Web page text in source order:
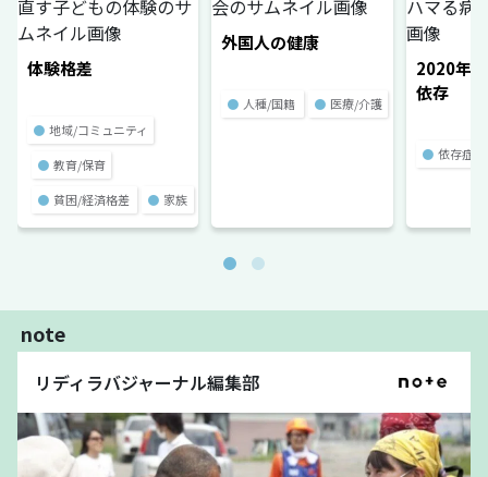
体験格差
● 地域/コミュニティ
● 教育/保育
● 貧困/経済格差 ● 家族
外国人の健康
● 人種/国籍 ● 医療/介護
2020年
依存
● 依存症
note
リディラバジャーナル編集部